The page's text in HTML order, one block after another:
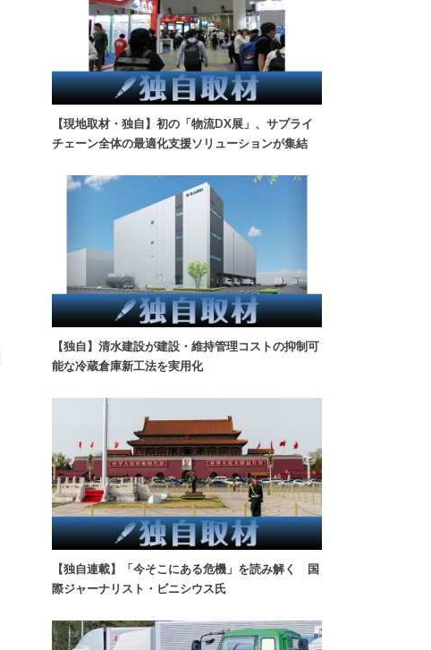
【現地取材・独自】初の「物流DX展」、サプライ
チェーン全体の最適化支援ソリューションが集結
【独自】清水建設が建設・維持管理コストの抑制可
能な冷蔵倉庫新工法を実用化
【独自連載】「今そこにある危機」を読み解く 国
際ジャーナリスト・ビニシウス氏